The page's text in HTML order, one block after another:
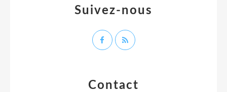
Suivez-nous
Contact